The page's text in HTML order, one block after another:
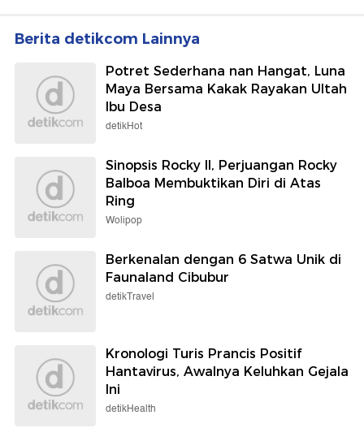
Berita detikcom Lainnya
Potret Sederhana nan Hangat, Luna
Maya Bersama Kakak Rayakan Ultah
Ibu Desa
detikHot
Sinopsis Rocky II, Perjuangan Rocky
Balboa Membuktikan Diri di Atas
Ring
Wolipop
Berkenalan dengan 6 Satwa Unik di
Faunaland Cibubur
detikTravel
Kronologi Turis Prancis Positif
Hantavirus, Awalnya Keluhkan Gejala
Ini
detikHealth